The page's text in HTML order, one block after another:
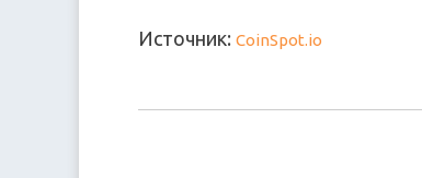
Источник: CoinSpot.io